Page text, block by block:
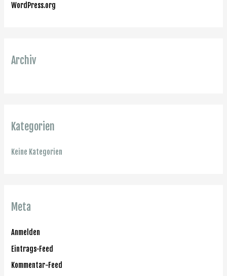
WordPress.org
Archiv
Kategorien
Keine Kategorien
Meta
Anmelden
Eintrags-Feed
Kommentar-Feed